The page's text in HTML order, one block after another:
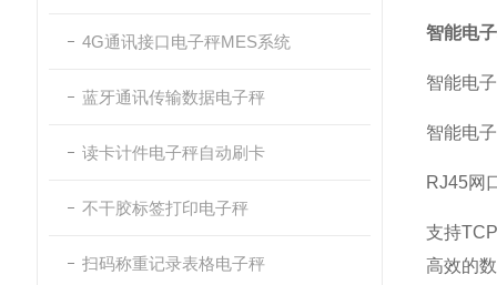
4G通讯接口电子秤MES系统
蓝牙通讯传输数据电子秤
读卡计件电子秤自动刷卡
不干胶标签打印电子秤
扫码称重记录表格电子秤
智能电
智能电
智能电
RJ45网
支持
高效的